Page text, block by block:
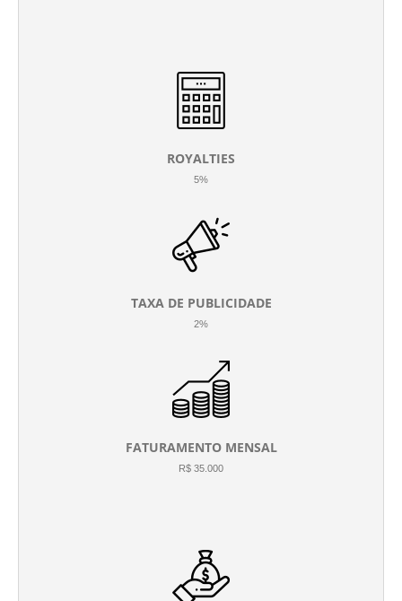
ROYALTIES
5%
TAXA DE PUBLICIDADE
2%
FATURAMENTO MENSAL
R$ 35.000